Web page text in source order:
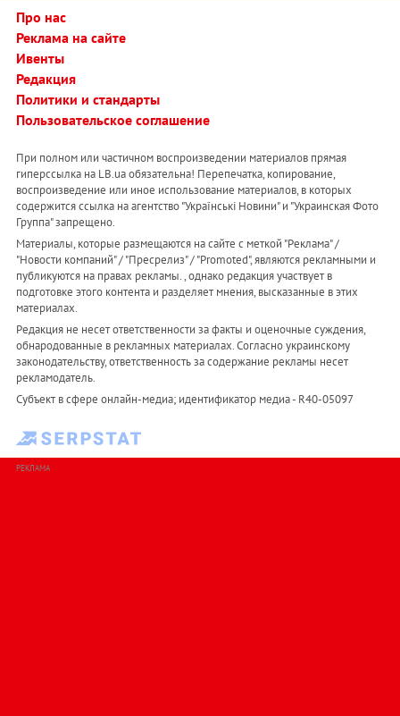
Про нас
Реклама на сайте
Ивенты
Редакция
Политики и стандарты
Пользовательское соглашение
При полном или частичном воспроизведении материалов прямая
гиперссылка на LB.ua обязательна! Перепечатка, копирование,
воспроизведение или иное использование материалов, в которых
содержится ссылка на агентство "Українськi Новини" и "Украинская Фото
Группа" запрещено.
Материалы, которые размещаются на сайте с меткой "Реклама" /
"Новости компаний" / "Пресрелиз" / "Promoted", являются рекламными и
публикуются на правах рекламы. , однако редакция участвует в
подготовке этого контента и разделяет мнения, высказанные в этих
материалах.
Редакция не несет ответственности за факты и оценочные суждения,
обнародованные в рекламных материалах. Согласно украинскому
законодательству, ответственность за содержание рекламы несет
рекламодатель.
Субъект в сфере онлайн-медиа; идентификатор медиа - R40-05097
РЕКЛАМА